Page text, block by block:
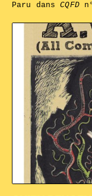
Paru dansCQFD